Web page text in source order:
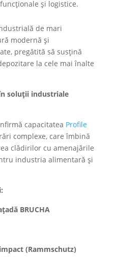
și logistice.
de mari
modernă și
pregătită să susțină
la cele mai înalte
soluții industriale
capacitatea Profile
complexe, care îmbină
clădirilor cu amenajările
industria alimentară și
BRUCHA
(Rammschutz)